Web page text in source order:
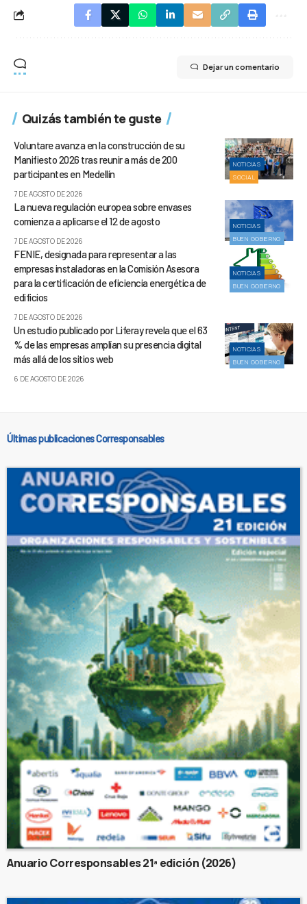
Dejar un comentario
Quizás también te guste
NOTICIAS
SOCIAL
Voluntare avanza en la construcción de su
Manifiesto 2026 tras reunir a más de 200
participantes en Medellín
7 DE AGOSTO DE 2026
NOTICIAS
BUEN GOBIERNO
La nueva regulación europea sobre envases
comienza a aplicarse el 12 de agosto
7 DE AGOSTO DE 2026
NOTICIAS
BUEN GOBIERNO
FENIE, designada para representar a las
empresas instaladoras en la Comisión Asesora
para la certificación de eficiencia energética de
edificios
7 DE AGOSTO DE 2026
NOTICIAS
BUEN GOBIERNO
Un estudio publicado por Liferay revela que el 63
% de las empresas amplían su presencia digital
más allá de los sitios web
6 DE AGOSTO DE 2026
Últimas publicaciones Corresponsables
Anuario Corresponsables 21ª edición (2026)